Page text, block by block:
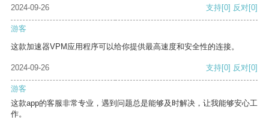
2024-09-26 支持[0] 反对[0]
游客
这款加速器VPM应用程序可以给你提供最高速度和安全性的连接。
2024-09-26 支持[0] 反对[0]
游客
这款app的客服非常专业，遇到问题总是能够及时解决，让我能够安心工
作。